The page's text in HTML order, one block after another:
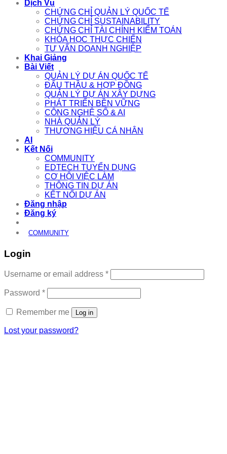
Dịch Vụ
CHỨNG CHỈ QUẢN LÝ QUỐC TẾ
CHỨNG CHỈ SUSTAINABILITY
CHỨNG CHỈ TÀI CHÍNH KIỂM TOÁN
KHÓA HỌC THỰC CHIẾN
TƯ VẤN DOANH NGHIỆP
Khai Giảng
Bài Viết
QUẢN LÝ DỰ ÁN QUỐC TẾ
ĐẤU THẦU & HỢP ĐỒNG
QUẢN LÝ DỰ ÁN XÂY DỰNG
PHÁT TRIỂN BỀN VỮNG
CÔNG NGHỆ SỐ & AI
NHÀ QUẢN LÝ
THƯƠNG HIỆU CÁ NHÂN
AI
Kết Nối
COMMUNITY
EDTECH TUYỂN DỤNG
CƠ HỘI VIỆC LÀM
THÔNG TIN DỰ ÁN
KẾT NỐI DỰ ÁN
Đăng nhập
Đăng ký
COMMUNITY
Login
Username or email address *Required
Password *Required
Remember me Log in
Lost your password?